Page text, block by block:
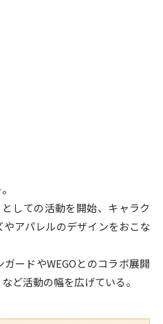
しての活動を開始、キャラク
アパレルのデザインをおこな
ードやWEGOとのコラボ展開
ど活動の幅を広げている。